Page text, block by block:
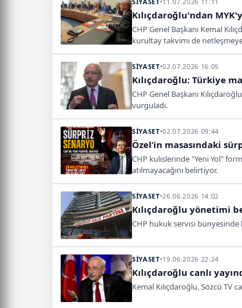
Kılıçdaroğlu'ndan
CHP Genel Başkanı Kemal
kurultay takvimi de
SİYASET•02.07.2026 16:05
Kılıçdaroğlu: Türkiye
CHP Genel Başkanı
vurguladı.
SİYASET•02.07.2026 09:44
Özel’in masasındaki
CHP kulislerinde "Yeni Yol"
atılmayacağını belirtiyor.
SİYASET•26.06.2026 14:02
Kılıçdaroğlu yönetimi
CHP hukuk servisi
SİYASET•19.06.2026 22:24
Kılıçdaroğlu canlı
Kemal Kılıçdaroğlu, Sözcü TV